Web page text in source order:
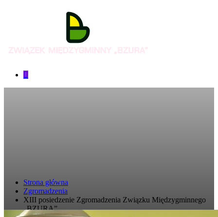
Strona główna
Zgromadzenia
XIII posiedzenie Zgromadzenia Związku Międzygminnego
„BZURA”